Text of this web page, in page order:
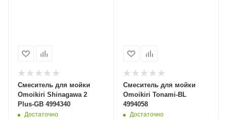
Смеситель для мойки
Omoikiri Shinagawa 2
Plus-GB 4994340
Достаточно
Смеситель для мойки
Omoikiri Tonami-BL
4994058
Достаточно